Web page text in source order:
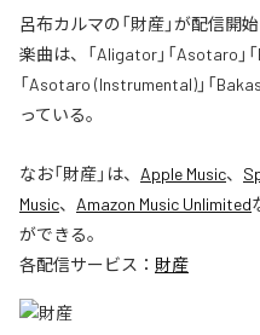
呂布カルマの「財産」が配信開
楽曲は、「Aligator」「Asotaro」
「Asotaro (Instrumental)」「
っている。
なお「財産」は、 Apple Music、
Music、 Amazon Music Unlimited
ができる。
各配信サービス： 財産